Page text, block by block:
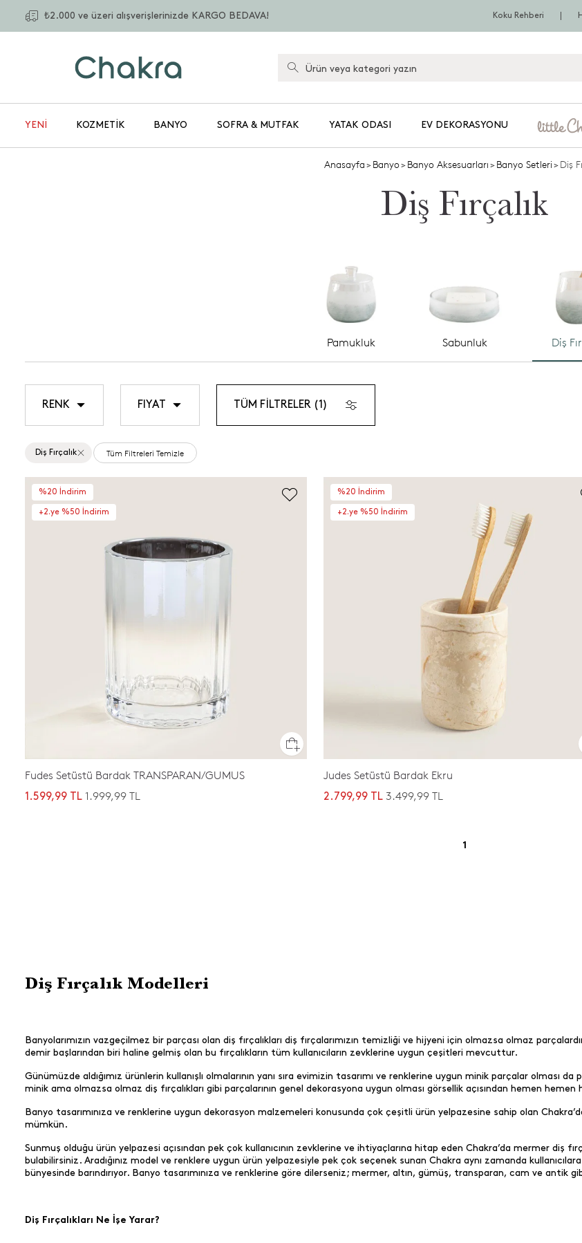
₺2.000 ve üzeri alışverişlerinizde KARGO BEDAVA! Koku Rehberi
YENİ KOZMETIK BANYO SOFRA & MUTFAK YATAK ODASI EV DEKORASYONU
Anasayfa> Banyo> Banyo Aksesuarları> Banyo Setleri> Diş
Diş Fırçalık
Pamukluk Sabunluk Diş
RENK FIYAT TÜM FİLTRELER (1)
Diş Fırçalık Tüm Filtreleri Temizle
%20 İndirim
+2.ye %50 İndirim
Fudes Setüstü Bardak TRANSPARAN/GUMUS
1.599,99 TL 1.999,99 TL
%20 İndirim
+2.ye %50 İndirim
Judes Setüstü Bardak Ekru
2.799,99 TL 3.499,99 TL
1
Diş Fırçalık Modelleri
Banyolarımızın vazgeçilmez bir parçası olan diş fırçalıkları diş fırçalarımızın temizliği ve hijyeni için olmazsa olmaz
demir başlarından biri haline gelmiş olan bu fırçalıkların tüm kullanıcıların zevklerine uygun çeşitleri mevcuttur.
Günümüzde aldığımız ürünlerin kullanışlı olmalarının yanı sıra evimizin tasarımı ve renklerine uygun minik parçalar
minik ama olmazsa olmaz diş fırçalıkları gibi parçalarının genel dekorasyona uygun olması görsellik açısından hemen
Banyo tasarımınıza ve renklerine uygun dekorasyon malzemeleri konusunda çok çeşitli ürün yelpazesine sahip olan
mümkün.
Sunmuş olduğu ürün yelpazesi açısından pek çok kullanıcının zevklerine ve ihtiyaçlarına hitap eden Chakra’da mermer diş
bulabilirsiniz. Aradığınız model ve renklere uygun ürün yelpazesiyle pek çok seçenek sunan Chakra aynı zamanda
bünyesinde barındırıyor. Banyo tasarımınıza ve renklerine göre dilerseniz; mermer, altın, gümüş, transparan, cam ve antik
Diş Fırçalıkları Ne İşe Yarar?